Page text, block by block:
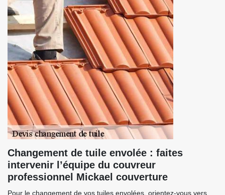
Changement de tuile envolée : faites
intervenir l’équipe du couvreur
professionnel Mickael couverture
Pour le changement de vos tuiles envolées, orientez-vous vers